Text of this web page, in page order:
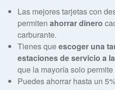
Las mejores tarjetas con
permiten ahorrar dinero
carburante.
Tienes queescoger una
estaciones de servicio a
que la mayoría solo
Puedes ahorrar hasta un